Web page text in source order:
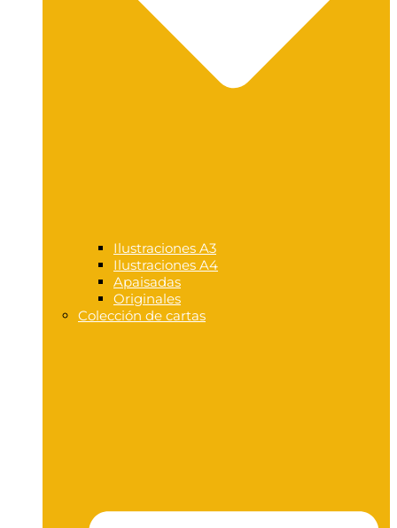
Ilustraciones A3
Ilustraciones A4
Apaisadas
Originales
Colección de cartas